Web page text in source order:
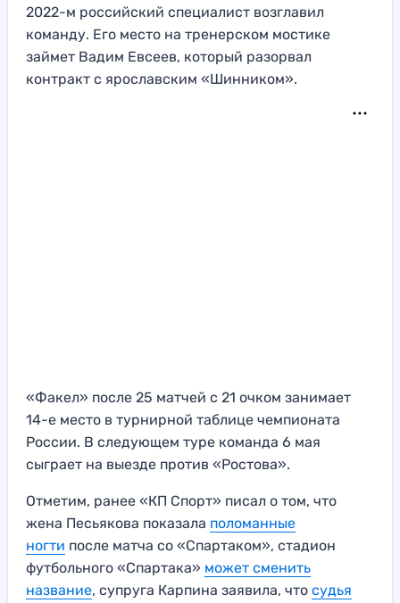
2022-м российский специалист возглавил
команду. Его место на тренерском мостике
займет Вадим Евсеев, который разорвал
контракт с ярославским «Шинником».
«Факел» после 25 матчей с 21 очком занимает
14-е место в турнирной таблице чемпионата
России. В следующем туре команда 6 мая
сыграет на выезде против «Ростова».
Отметим, ранее «КП Спорт» писал о том, что
жена Песьякова показала поломанные
ногти после матча со «Спартаком», стадион
футбольного «Спартака» может сменить
название, супруга Карпина заявила, что судья